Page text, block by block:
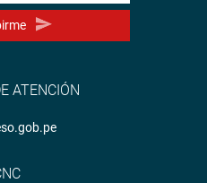
ATENCIÓN